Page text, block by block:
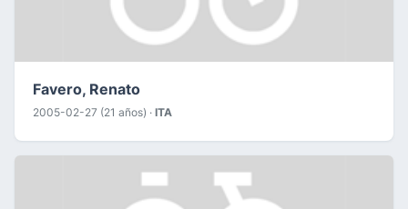
Favero, Renato
2005-02-27 (21 años) · ITA